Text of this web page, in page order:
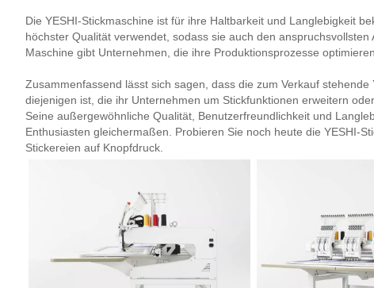
Die YESHI-Stickmaschine ist für ihre Haltbarkeit und Langlebigkeit
höchster Qualität verwendet, sodass sie auch den
Maschine gibt Unternehmen, die ihre Produktionsprozesse
Zusammenfassend lässt sich sagen, dass die zum Verkauf
diejenigen ist, die ihr Unternehmen um Stickfunktionen erweitern
Seine außergewöhnliche Qualität, Benutzerfreundlichkeit und
Enthusiasten gleichermaßen. Probieren Sie noch heute die YESHI-
Stickereien auf Knopfdruck.